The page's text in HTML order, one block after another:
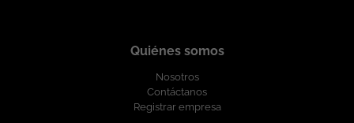
Quiénes somos
Nosotros
Contáctanos
Registrar empresa